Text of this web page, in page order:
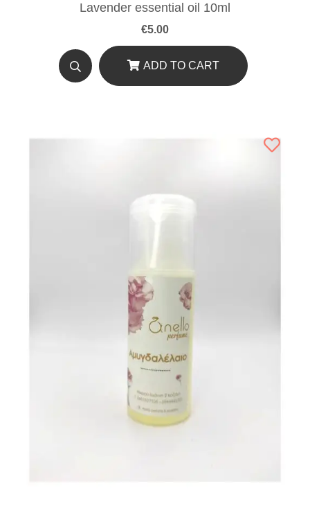
Lavender essential oil 10ml
€5.00
ADD TO CART